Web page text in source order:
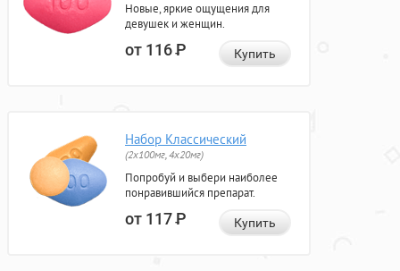
Новые, яркие ощущения для
девушек и женщин.
от 116Р Купить
Набор Классический
(2x100мг, 4x20мг)
Попробуй и выбери наиболее
понравившийся препарат.
от 117Р Купить